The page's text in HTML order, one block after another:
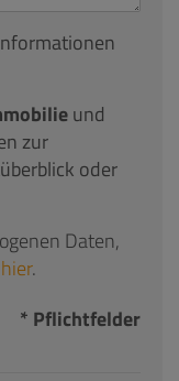
und
zur
oder
Daten,
hier.
* Pflichtfelder